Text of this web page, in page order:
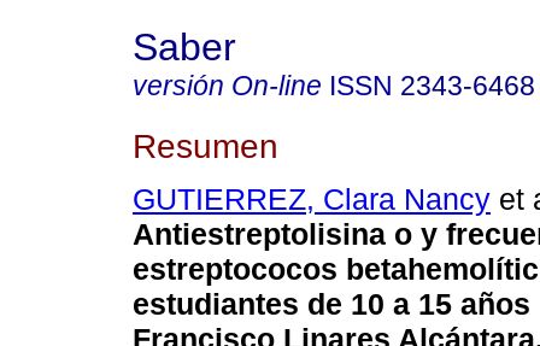
Saber
versión On-line ISSN 2343-6468
Resumen
GUTIERREZ, Clara Nancy et
Antiestreptolisina o y
estreptococos
estudiantes de 10 a 15
Francisco Linares